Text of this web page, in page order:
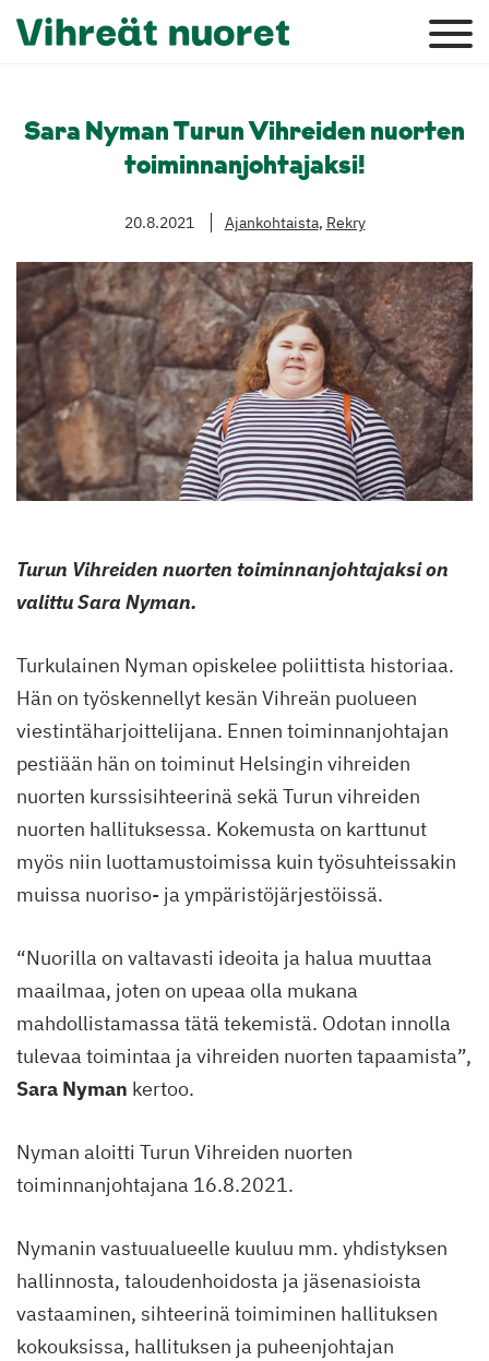
Sara Nyman Turun Vihreiden nuorten
toiminnanjohtajaksi!
20.8.2021 Ajankohtaista, Rekry
Turun Vihreiden nuorten toiminnanjohtajaksi on
valittu Sara Nyman.
Turkulainen Nyman opiskelee poliittista historiaa.
Hän on työskennellyt kesän Vihreän puolueen
viestintäharjoittelijana. Ennen toiminnanjohtajan
pestiään hän on toiminut Helsingin vihreiden
nuorten kurssisihteerinä sekä Turun vihreiden
nuorten hallituksessa. Kokemusta on karttunut
myös niin luottamustoimissa kuin työsuhteissakin
muissa nuoriso- ja ympäristöjärjestöissä.
“Nuorilla on valtavasti ideoita ja halua muuttaa
maailmaa, joten on upeaa olla mukana
mahdollistamassa tätä tekemistä. Odotan innolla
tulevaa toimintaa ja vihreiden nuorten tapaamista”,
Sara Nyman kertoo.
Nyman aloitti Turun Vihreiden nuorten
toiminnanjohtajana 16.8.2021.
Nymanin vastuualueelle kuuluu mm. yhdistyksen
hallinnosta, taloudenhoidosta ja jäsenasioista
vastaaminen, sihteerinä toimiminen hallituksen
kokouksissa, hallituksen ja puheenjohtajan